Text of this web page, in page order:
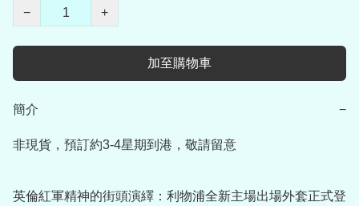
−
+
加至購物車
簡介 −
非現貨，預訂約3-4星期到港，敬請留意
英倫紅軍精神的街頭演繹：利物浦全新主場出場外套正式登